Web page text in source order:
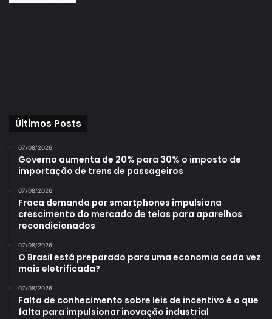
Últimos Posts
07/08/2026
Governo aumenta de 20% para 30% o imposto de
importação de trens de passageiros
07/08/2026
Fraca demanda por smartphones impulsiona
crescimento do mercado de telas para aparelhos
recondicionados
07/08/2026
O Brasil está preparado para uma economia cada vez
mais eletrificada?
07/08/2026
Falta de conhecimento sobre leis de incentivo é o que
falta para impulsionar inovação industrial